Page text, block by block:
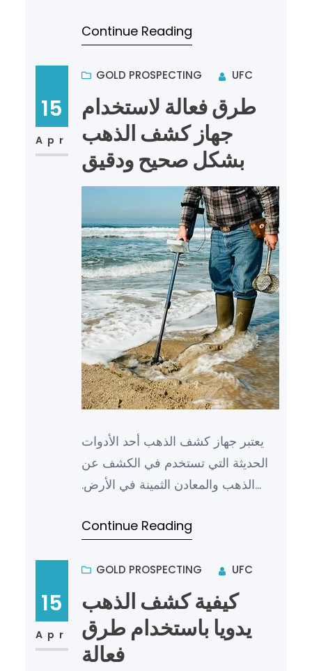
من الذهب. ولكن هذا…
Continue Reading
15
Apr
GOLD PROSPECTING UFC
طرق فعالة لاستخدام
جهاز كشف الذهب
بشكل صحيح ودقيق
يعتبر جهاز كشف الذهب أحد الأدوات
الحديثة التي تستخدم في الكشف عن
الذهب والمعادن الثمينة في الأرض.
Continue Reading
15
Apr
GOLD PROSPECTING UFC
كيفية كشف الذهب
يدويا باستخدام طرق
فعالة